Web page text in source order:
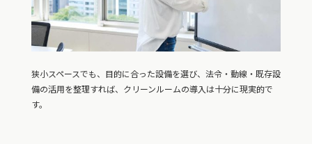
狭小スペースでも、目的に合った設備を選び、法令・動線・既存設
備の活用を整理すれば、クリーンルームの導入は十分に現実的で
す。